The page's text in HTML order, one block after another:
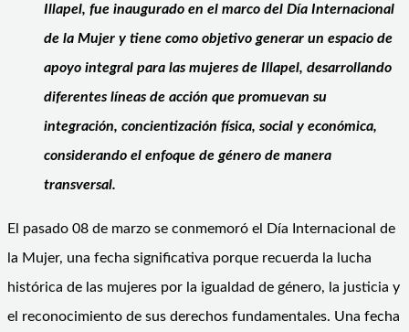
Illapel, fue inaugurado en el marco del Día Internacional
de la Mujer y tiene como objetivo generar un espacio de
apoyo integral para las mujeres de Illapel, desarrollando
diferentes líneas de acción que promuevan su
integración, concientización física, social y económica,
considerando el enfoque de género de manera
transversal.
El pasado 08 de marzo se conmemoró el Día Internacional de
la Mujer, una fecha significativa porque recuerda la lucha
histórica de las mujeres por la igualdad de género, la justicia y
el reconocimiento de sus derechos fundamentales. Una fecha